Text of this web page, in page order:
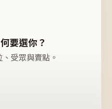
要選你？
受眾與賣點。